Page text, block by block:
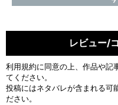
レビュー/
利用規約に同意の上、作品や記
てください。
投稿にはネタバレが含まれる可
ださい。